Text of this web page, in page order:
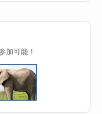
加可能！